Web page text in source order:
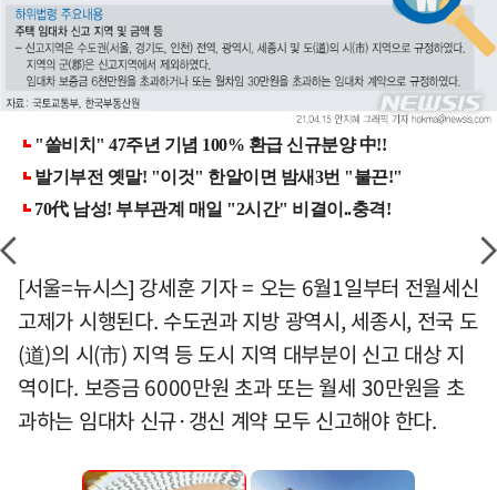
[서울=뉴시스] 강세훈 기자 = 오는 6월1일부터 전월세신
고제가 시행된다. 수도권과 지방 광역시, 세종시, 전국 도
(道)의 시(市) 지역 등 도시 지역 대부분이 신고 대상 지
역이다. 보증금 6000만원 초과 또는 월세 30만원을 초
과하는 임대차 신규·갱신 계약 모두 신고해야 한다.